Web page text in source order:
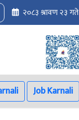
२०८३ श्रावण २३ गते
Job Karnali